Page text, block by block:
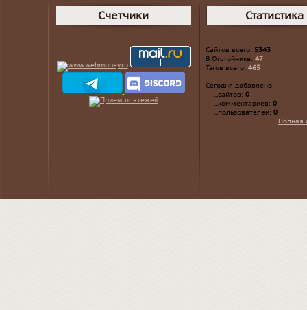
Счетчики Статистика
Сайтов всего: 5343
В Отстойнике: 47
Тэгов всего: 465
Сегодня добавлено
...сайтов: 0
...комментариев: 0
...пользователей: 0
Полная